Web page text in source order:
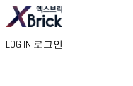
LOG IN 로그인